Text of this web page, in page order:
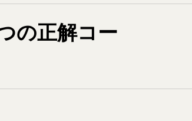
の正解コー